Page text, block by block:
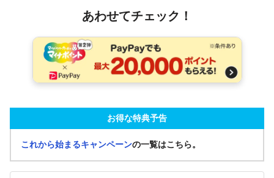
あわせてチェック！
お得な特典予告
これから始まるキャンペーンの一覧はこちら。